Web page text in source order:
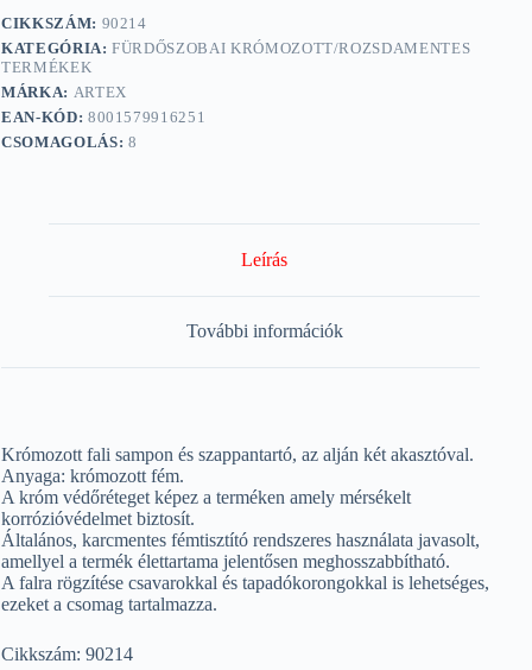
CIKKSZÁM: 90214
KATEGÓRIA:FÜRDŐSZOBAI KRÓMOZOTT/ROZSDAMENTES
TERMÉKEK
MÁRKA: ARTEX
EAN-KÓD: 8001579916251
CSOMAGOLÁS: 8
Leírás
További információk
Krómozott fali sampon és szappantartó, az alján két akasztóval.
Anyaga: krómozott fém.
A króm védőréteget képez a terméken amely mérsékelt
korrózióvédelmet biztosít.
Általános, karcmentes fémtisztító rendszeres használata javasolt,
amellyel a termék élettartama jelentősen meghosszabbítható.
A falra rögzítése csavarokkal és tapadókorongokkal is lehetséges,
ezeket a csomag tartalmazza.
Cikkszám: 90214